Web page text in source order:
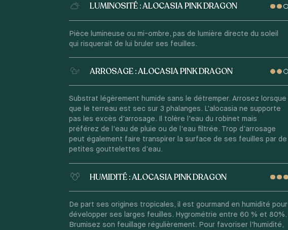
LUMINOSITÉ : ALOCASIA PINK DRAGON
Pièce lumineuse ou mi-ombre, pas de lumière directe du soleil
qui risquerait de lui bruler ses feuilles.
ARROSAGE : ALOCASIA PINK DRAGON
Substrat légèrement humide sans le détremper. Arrosez lorsque
que le terreau est sec sur 3 phalanges. L'alocasia ne supporte
pas les excès d'arrosage. Il tolère l'eau du robinet mais
préférez de l'eau de pluie ou de l'eau filtrée. Trop d'arrosage
peut également faire transpirer la surface de ses feuilles par de
petites gouttelettes d’eau.
HUMIDITÉ : ALOCASIA PINK DRAGON
De part ses origines tropicales, il est gourmand en humidité pour
développer ses larges feuilles. Hygrométrie entre 60 % et 80%.
Brumisez son feuillage régulièrement. Pour favoriser l'humidité,